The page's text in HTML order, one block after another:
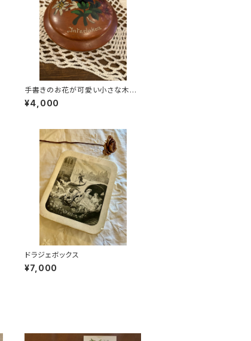
手書きのお花が可愛い小さな木製
ケース
¥4,000
ドラジェボックス
¥7,000